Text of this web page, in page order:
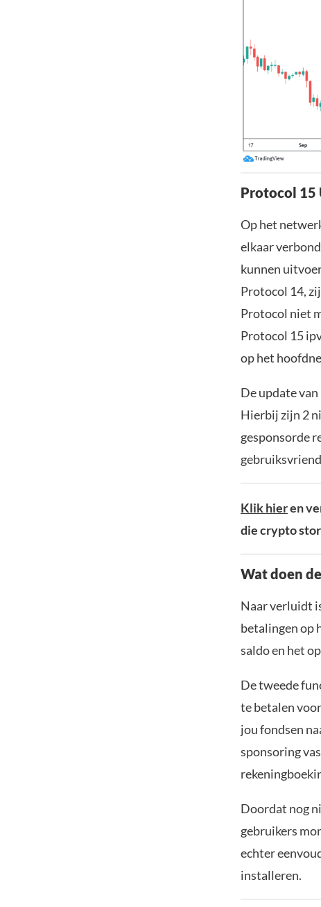
Protocol 15
Op het
elkaar
kunnen
Protocol 14,
Protocol niet
Protocol 15
op het
De update
Hierbij zijn 2
gesponsorde
Klik hieren
die crypto
Wat doen
Naar verluidt
betalingen op
saldo en het
De tweede
te betalen
jou fondsen
sponsoring
Doordat nog
gebruikers
echter
installeren.